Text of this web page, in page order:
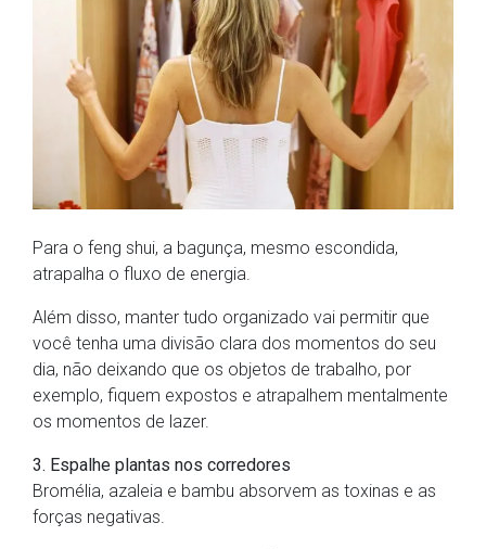
Para o feng shui, a bagunça, mesmo escondida,
atrapalha o fluxo de energia.
Além disso, manter tudo organizado vai permitir que
você tenha uma divisão clara dos momentos do seu
dia, não deixando que os objetos de trabalho, por
exemplo, fiquem expostos e atrapalhem mentalmente
os momentos de lazer.
3. Espalhe plantas nos corredores
Bromélia, azaleia e bambu absorvem as toxinas e as
forças negativas.